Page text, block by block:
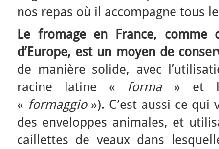
nos repas où il accompagne tous
Le fromage en France, comme
d’Europe, est un moyen de
de manière solide, avec
racine latine « forma» et la
« formaggio»). C’est aussi ce qui
des enveloppes animales, et
caillettes de veaux dans